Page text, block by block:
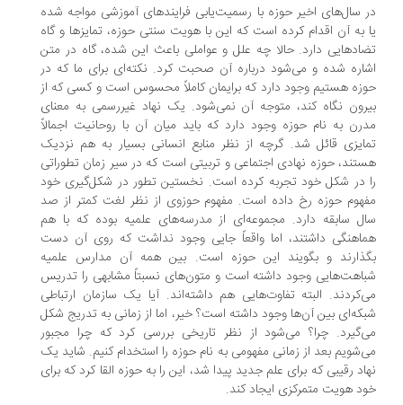
سال‌های اخیر حوزه با رسمیت‌یابی فرایندهای آموزشی مواجه شده
به آن اقدام کرده است که این با هویت سنتی حوزه، تمایزها و گاه
دارد. حالا چه علل و عواملی باعث این شده، گاه در متن
شده و می‌شود درباره آن صحبت کرد. نکته‌ای برای ما که در
هستیم وجود دارد که برایمان کاملاً محسوس است و کسی که از
نگاه کند، متوجه آن نمی‌شود‌. یک نهاد غیررسمی به معنای
به نام حوزه وجود دارد که باید میان آن با روحانیت اجمالاً
قائل شد. گرچه از نظر منابع انسانی بسیار به هم نزدیک
حوزه نهادی اجتماعی و تربیتی است که در سیر زمان تطوراتی
در شکل خود تجربه کرده است‌. نخستین تطور در شکل‌گیری خود
حوزه رخ داده است. مفهوم حوزوی از نظر لغت کمتر از صد
سابقه دارد. مجموعه‌ای از مدرسه‌های علمیه بوده که با هم
داشتند، اما واقعاً جایی وجود نداشت که روی آن دست
و بگویند این حوزه است. بین همه آن مدارس علمیه
وجود داشته است و متون‌های نسبتاً مشابهی را تدریس
البته تفاوت‌هایی هم داشته‌اند. آیا یک سازمان ارتباطی
بین آن‌ها وجود داشته است؟ خیر، اما از زمانی به تدریج شکل
چرا؟ می‌شود از نظر تاریخی بررسی کرد که چرا مجبور
بعد از زمانی مفهومی به نام حوزه را استخدام کنیم. شاید یک
رقیبی که برای علم جدید پیدا شد، این را به حوزه القا کرد که برای
هویت متمرکزی ایجاد کند.